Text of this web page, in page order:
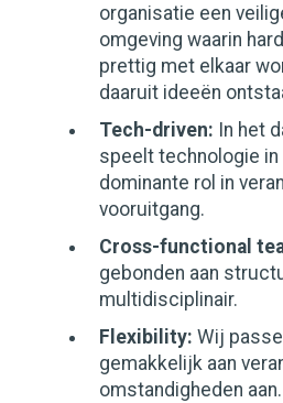
organisatie een
omgeving waarin
prettig met elkaar
daaruit ideeën
Tech-driven: In het
speelt technologie in
dominante rol in
vooruitgang.
Cross-functional
gebonden aan
multidisciplinair.
Flexibility: Wij
gemakkelijk aan
omstandigheden aan.